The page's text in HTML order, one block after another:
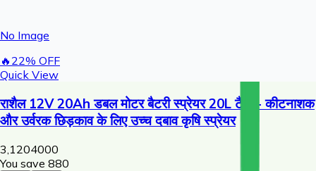
No Image
🔥 22% OFF
Quick View
राशैल 12V 20Ah डबल मोटर बैटरी स्प्रेयर 20L टैंक - कीटनाशक
और उर्वरक छिड़काव के लिए उच्च दबाव कृषि स्प्रेयर
3,1204000
You save ₹ 880